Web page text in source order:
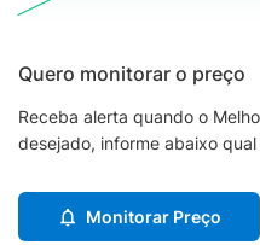
Quero monitorar o preço
Receba alerta quando o
desejado, informe abaixo
Monitorar Preço